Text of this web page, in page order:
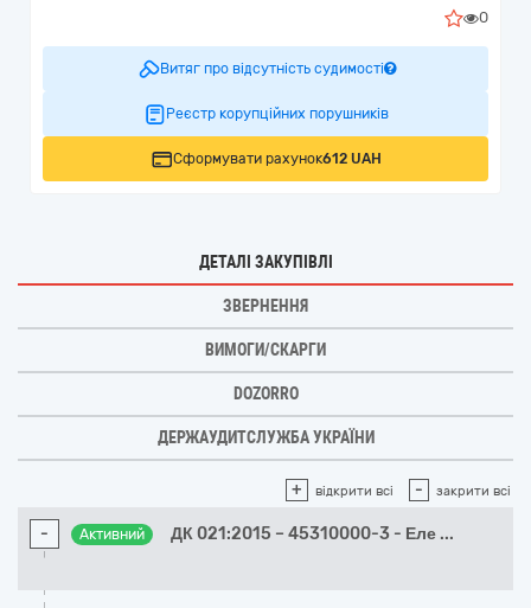
0
Витяг про відсутність судимості
Реєстр корупційних порушників
Сформувати рахунок612 UAH
ДЕТАЛІ ЗАКУПІВЛІ
ЗВЕРНЕННЯ
ВИМОГИ/СКАРГИ
DOZORRO
ДЕРЖАУДИТСЛУЖБА УКРАЇНИ
+ відкрити всі - закрити всі
- Активний ДК 021:2015 – 45310000-3 - Еле ...